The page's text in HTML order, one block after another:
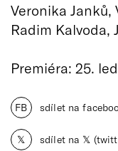
Veronika Janků,
Radim Kalvoda,
Premiéra: 25.
FB sdílet na
𝕏 sdílet na 𝕏